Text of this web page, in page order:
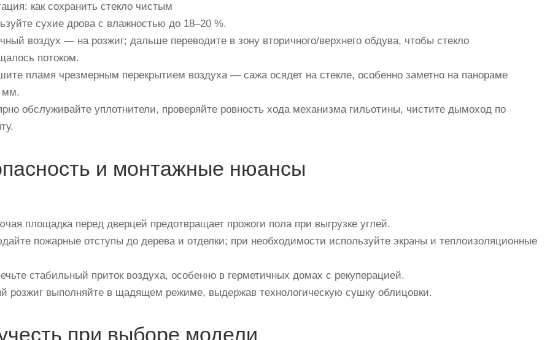
как сохранить стекло чистым
сухие дрова с влажностью до 18–20 %.
воздух — на розжиг; дальше переводите в зону вторичного/верхнего обдува, чтобы стекло
потоком.
пламя чрезмерным перекрытием воздуха — сажа осядет на стекле, особенно заметно на панораме
мм.
обслуживайте уплотнители, проверяйте ровность хода механизма гильотины, чистите дымоход по
и монтажные нюансы
площадка перед дверцей предотвращает прожоги пола при выгрузке углей.
пожарные отступы до дерева и отделки; при необходимости используйте экраны и теплоизоляционные
стабильный приток воздуха, особенно в герметичных домах с рекуперацией.
розжиг выполняйте в щадящем режиме, выдержав технологическую сушку облицовки.
при выборе модели